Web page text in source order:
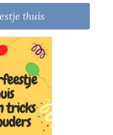
thuis